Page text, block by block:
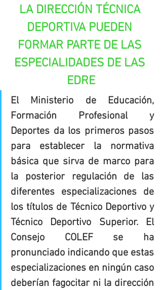
LA DIRECCIÓN TÉCNICA
DEPORTIVA PUEDEN
FORMAR PARTE DE LAS
ESPECIALIDADES DE LAS
EDRE
El Ministerio de Educación,
Formación Profesional y
Deportes da los primeros pasos
para establecer la normativa
básica que sirva de marco para
la posterior regulación de las
diferentes especializaciones de
los títulos de Técnico Deportivo y
Técnico Deportivo Superior. El
Consejo COLEF se ha
pronunciado indicando que estas
especializaciones en ningún caso
deberían fagocitar ni la dirección